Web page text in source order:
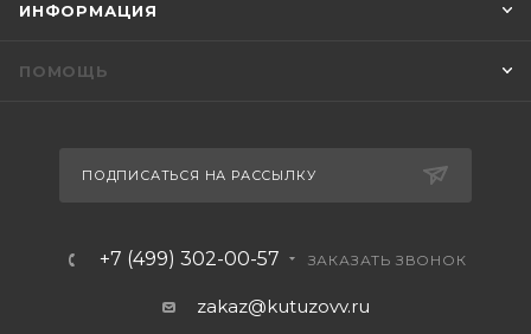
ИНФОРМАЦИЯ
ПОМОЩЬ
ПОДПИСАТЬСЯ НА РАССЫЛКУ
+7 (499) 302-00-57 ЗАКАЗАТЬ ЗВОНОК
zakaz@kutuzovv.ru